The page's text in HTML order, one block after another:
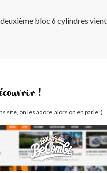
bloc 6 cylindres vient
!
site, on les adore, alors on en parle ;)